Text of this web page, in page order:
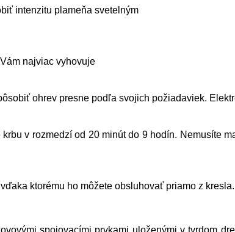
intenzitu plameňa svetelným
najviac vyhovuje
ohrev presne podľa svojich požiadaviek.
v rozmedzí od 20 minút do 9 hodín. Nemusíte
ktorému ho môžete obsluhovať priamo z kresla.
spojovacími prvkami uloženými v tvrdom